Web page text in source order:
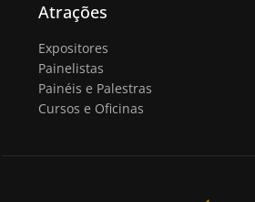
Atrações
Expositores
Painelistas
Painéis e Palestras
Cursos e Oficinas